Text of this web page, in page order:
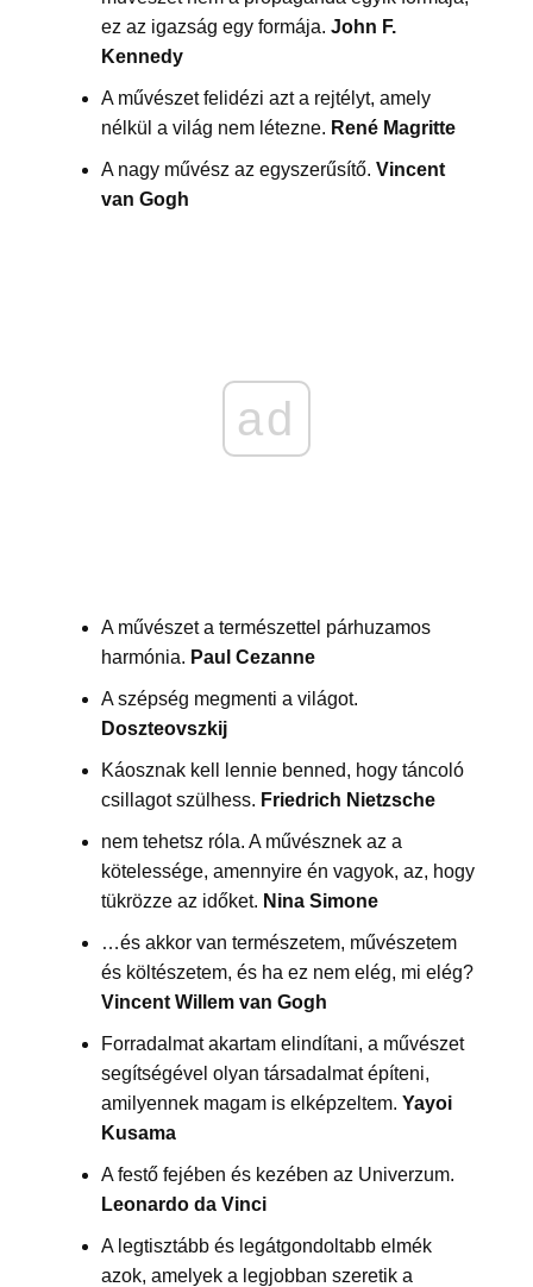
ez az igazság egy formája. John F.
Kennedy
A művészet felidézi azt a rejtélyt, amely
nélkül a világ nem létezne. René Magritte
A nagy művész az egyszerűsítő. Vincent
van Gogh
ad
A művészet a természettel párhuzamos
harmónia. Paul Cezanne
A szépség megmenti a világot.
Doszteovszkij
Káosznak kell lennie benned, hogy táncoló
csillagot szülhess. Friedrich Nietzsche
nem tehetsz róla. A művésznek az a
kötelessége, amennyire én vagyok, az, hogy
tükrözze az időket. Nina Simone
…és akkor van természetem, művészetem
és költészetem, és ha ez nem elég, mi elég?
Vincent Willem van Gogh
Forradalmat akartam elindítani, a művészet
segítségével olyan társadalmat építeni,
amilyennek magam is elképzeltem. Yayoi
Kusama
A festő fejében és kezében az Univerzum.
Leonardo da Vinci
A legtisztább és legátgondoltabb elmék
azok, amelyek a legjobban szeretik a